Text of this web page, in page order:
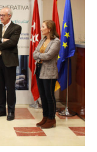
Orduña»